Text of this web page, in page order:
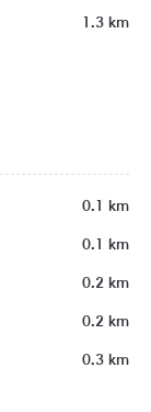
1.3 km
0.1 km
0.1 km
0.2 km
0.2 km
0.3 km